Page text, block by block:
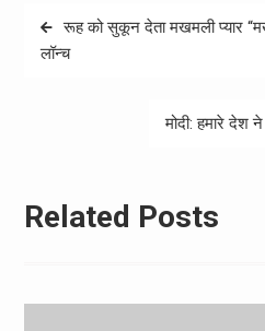
Post
navigation
रूह को सुकून देता मखमली प्यार
लॉन्च
मोदी: हमारे देश ने
Related Posts